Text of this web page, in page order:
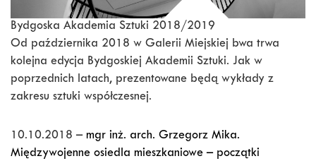
Bydgoska Akademia Sztuki 2018/2019
Od października 2018 w Galerii Miejskiej bwa trwa
kolejna edycja Bydgoskiej Akademii Sztuki. Jak w
poprzednich latach, prezentowane będą wykłady z
zakresu sztuki współczesnej.
10.10.2018 – mgr inż. arch. Grzegorz Mika.
Międzywojenne osiedla mieszkaniowe – początki